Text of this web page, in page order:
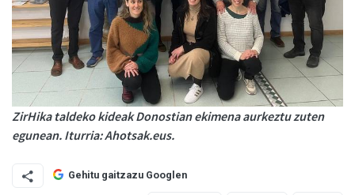
ZirHika taldeko kideak Donostian ekimena aurkeztu zuten
egunean. Iturria: Ahotsak.eus.
Gehitu gaitzazu Googlen